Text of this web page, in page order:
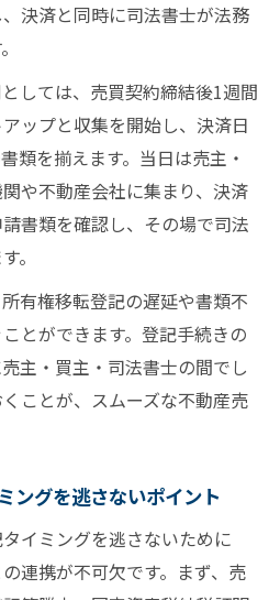
決済と同時に司法書士が法務
しては、売買契約締結後1週間
ップと収集を開始し、決済日
類を揃えます。当日は売主・
や不動産会社に集まり、決済
書類を確認し、その場で司法
。
有権移転登記の遅延や書類不
とができます。登記手続きの
主・買主・司法書士の間でし
ことが、スムーズな不動産売
ングを逃さないポイント
イミングを逃さないために
連携が不可欠です。まず、売